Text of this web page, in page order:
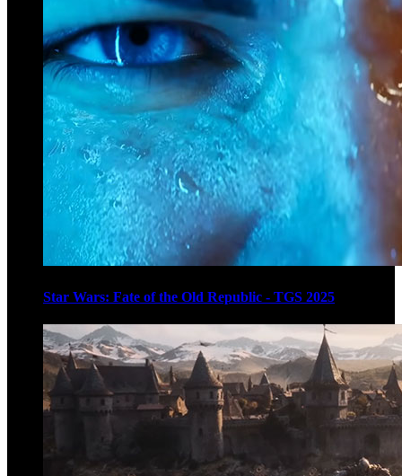
Star Wars: Fate of the Old Republic - TGS 2025